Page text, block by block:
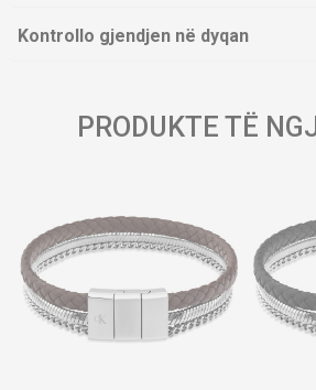
Kontrollo gjendjen në dyqan
PRODUKTE TË